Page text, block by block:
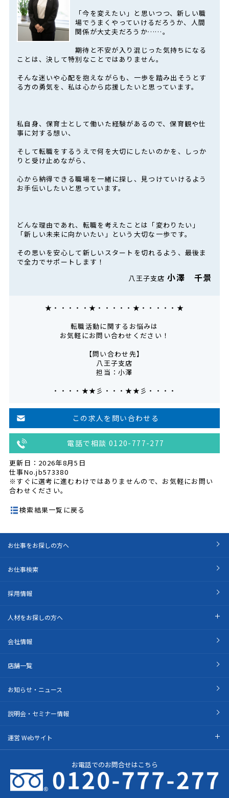
「今を変えたい」と思いつつ、新しい職
場でうまくやっていけるだろうか、人間
関係が大丈夫だろうか……。
期待と不安が入り混じった気持ちになる
ことは、決して特別なことではありません。
そんな迷いや心配を抱えながらも、一歩を踏み出そうとす
る方の勇気を、私は心から応援したいと思っています。
私自身、保育士として働いた経験があるので、保育観や仕
事に対する想い、
そして転職をするうえで何を大切にしたいのかを、しっか
りと受け止めながら、
心から納得できる職場を一緒に探し、見つけていけるよう
お手伝いしたいと思っています。
どんな理由であれ、転職を考えたことは「変わりたい」
「新しい未来に向かいたい」という大切な一歩です。
その思いを安心して新しいスタートを切れるよう、最後ま
で全力でサポートします！
八王子支店小澤 千景
★・・・・・★・・・・・★・・・・・★
転職活動に関するお悩みは
お気軽にお問い合わせください！
【問い合わせ先】
八王子支店
担当：小澤
・・・・★★彡・・・★★彡・・・・
この求人を問い合わせる
電話で相談 0120-777-277
更新日：2026年8月5日
仕事No.jb573380
※すぐに選考に進むわけではありませんので、お気軽にお問い
合わせください。
検索結果一覧に戻る
お仕事をお探しの方へ
お仕事検索
採用情報
人材をお探しの方へ
会社情報
店舗一覧
お知らせ・ニュース
説明会・セミナー情報
運営 Webサイト
お電話でのお問合せはこちら